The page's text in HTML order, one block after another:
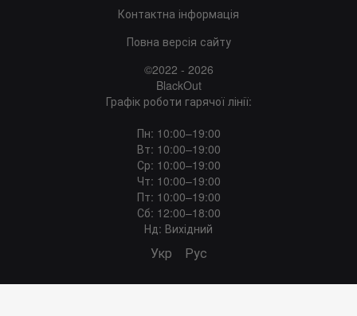
Контактна інформація
Повна версія сайту
©2022 - 2026
BlackOut
Графік роботи гарячої лінії:
Пн: 10:00–19:00
Вт: 10:00–19:00
Ср: 10:00–19:00
Чт: 10:00–19:00
Пт: 10:00–19:00
Сб: 12:00–18:00
Нд: Вихідний
Укр Рус